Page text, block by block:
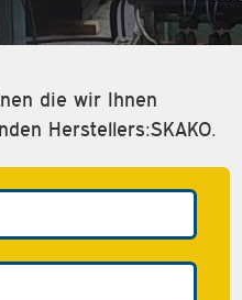
die wir Ihnen
Herstellers:SKAKO.